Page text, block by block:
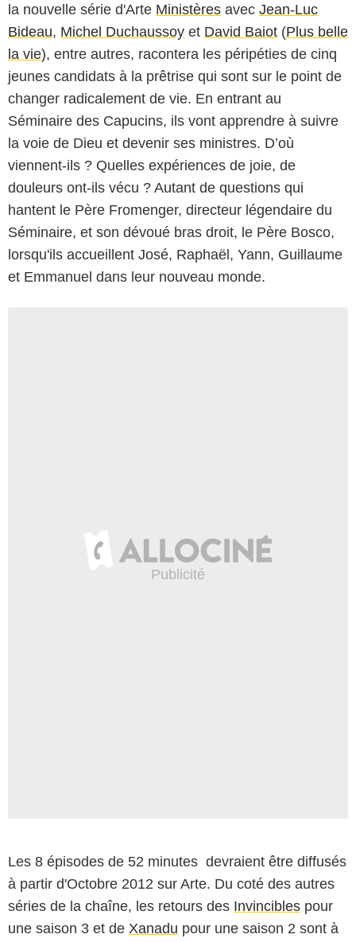
la nouvelle série d'Arte Ministères avec Jean-Luc
Bideau, Michel Duchaussoy et David Baiot (Plus belle
la vie), entre autres, racontera les péripéties de cinq
jeunes candidats à la prêtrise qui sont sur le point de
changer radicalement de vie. En entrant au
Séminaire des Capucins, ils vont apprendre à suivre
la voie de Dieu et devenir ses ministres. D’où
viennent-ils ? Quelles expériences de joie, de
douleurs ont-ils vécu ? Autant de questions qui
hantent le Père Fromenger, directeur légendaire du
Séminaire, et son dévoué bras droit, le Père Bosco,
lorsqu'ils accueillent José, Raphaël, Yann, Guillaume
et Emmanuel dans leur nouveau monde.
Les 8 épisodes de 52 minutes devraient être diffusés
à partir d'Octobre 2012 sur Arte. Du coté des autres
séries de la chaîne, les retours des Invincibles pour
une saison 3 et de Xanadu pour une saison 2 sont à